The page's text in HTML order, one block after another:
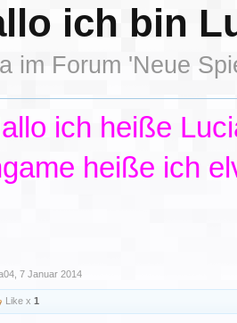
ich bin
im Forum 'Neue
ich heiße
heiße ich
7 Januar 2014
Like x 1